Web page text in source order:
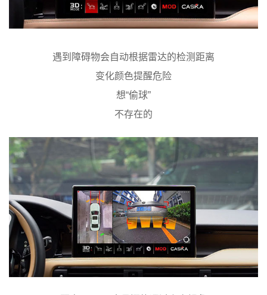
遇到障碍物会自动根据雷达的检测距离
变化颜色提醒危险
想“偷球”
不存在的